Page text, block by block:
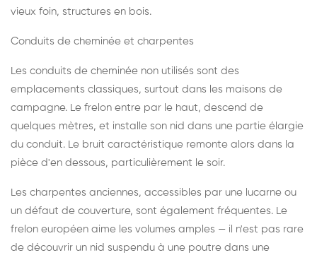
vieux foin, structures en bois.
Conduits de cheminée et charpentes
Les conduits de cheminée non utilisés sont des
emplacements classiques, surtout dans les maisons de
campagne. Le frelon entre par le haut, descend de
quelques mètres, et installe son nid dans une partie élargie
du conduit. Le bruit caractéristique remonte alors dans la
pièce d'en dessous, particulièrement le soir.
Les charpentes anciennes, accessibles par une lucarne ou
un défaut de couverture, sont également fréquentes. Le
frelon européen aime les volumes amples — il n'est pas rare
de découvrir un nid suspendu à une poutre dans une